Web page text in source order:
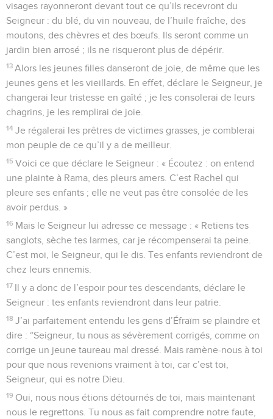
visages rayonneront devant tout ce qu’ils recevront du
Seigneur : du blé, du vin nouveau, de l’huile fraîche, des
moutons, des chèvres et des bœufs. Ils seront comme un
jardin bien arrosé ; ils ne risqueront plus de dépérir.
13 Alors les jeunes filles danseront de joie, de même que les
jeunes gens et les vieillards. En effet, déclare le Seigneur, je
changerai leur tristesse en gaîté ; je les consolerai de leurs
chagrins, je les remplirai de joie.
14 Je régalerai les prêtres de victimes grasses, je comblerai
mon peuple de ce qu’il y a de meilleur.
15 Voici ce que déclare le Seigneur : « Écoutez : on entend
une plainte à Rama, des pleurs amers. C’est Rachel qui
pleure ses enfants ; elle ne veut pas être consolée de les
avoir perdus. »
16 Mais le Seigneur lui adresse ce message : « Retiens tes
sanglots, sèche tes larmes, car je récompenserai ta peine.
C’est moi, le Seigneur, qui le dis. Tes enfants reviendront de
chez leurs ennemis.
17 Il y a donc de l’espoir pour tes descendants, déclare le
Seigneur : tes enfants reviendront dans leur patrie.
18 J’ai parfaitement entendu les gens d’Éfraïm se plaindre et
dire : “Seigneur, tu nous as sévèrement corrigés, comme on
corrige un jeune taureau mal dressé. Mais ramène-nous à toi
pour que nous revenions vraiment à toi, car c’est toi,
Seigneur, qui es notre Dieu.
19 Oui, nous nous étions détournés de toi, mais maintenant
nous le regrettons. Tu nous as fait comprendre notre faute,